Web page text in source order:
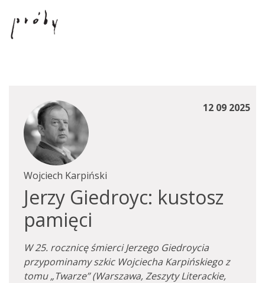
12 09 2025
Wojciech Karpiński
Jerzy Giedroyc: kustosz
pamięci
W 25. rocznicę śmierci Jerzego Giedroycia
przypominamy szkic Wojciecha Karpińskiego z
tomu „Twarze” (Warszawa, Zeszyty Literackie,